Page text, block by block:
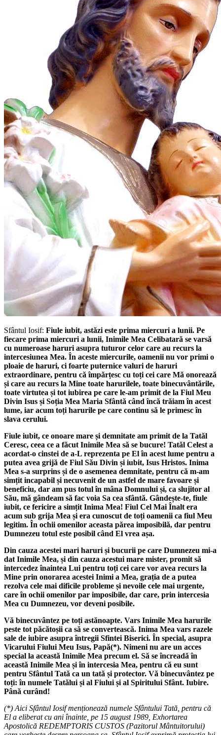
Sfântul Iosif: Fiule iubit, astăzi este prima miercuri a lunii. Pe
fiecare prima miercuri a lunii, Inimile Mea Celibatară se varsă
cu numeroase haruri asupra tuturor celor care au recurs la
intercesiunea Mea. În aceste miercurile, oamenii nu vor primi o
ploaie de haruri, ci foarte puternice valuri de haruri
extraordinare, pentru că împărțesc cu toți cei care Mă onorează
și care au recurs la Mine toate harurilele, toate binecuvântările,
toate virtutea și tot iubirea pe care le-am primit de la Fiul Meu
Divin Isus și Soția Mea Maria Sfântă când încă trăiam în acest
lume, iar acum toți harurile pe care continu să le primesc în
slava cerului.
Fiule iubit, ce onoare mare și demnitate am primit de la Tatăl
Ceresc, ceea ce a făcut Inimile Mea să se bucure! Tatăl Celest a
acordat-o cinstei de a-L reprezenta pe El în acest lume pentru a
putea avea grijă de Fiul Său Divin și iubit, Isus Hristos. Inima
Mea s-a surprins și de o asemenea demnitate, pentru că m-am
simțit incapabil și necuvenit de un astfel de mare favoare și
beneficiu, dar am pus totul în mâna Domnului și, ca slujitor al
Său, mă gândeam să fac voia Sa cea sfântă. Gândește-te, fiule
iubit, ce fericire a simțit Inima Mea! Fiul Cel Mai Înalt era
acum sub grija Mea și era cunoscut de toți oamenii ca fiul Meu
legitim. În ochii omenilor aceasta părea imposibilă, dar pentru
Dumnezeu totul este posibil când El vrea așa.
Din cauza acestei mari haruri și bucurii pe care Dumnezeu mi-a
dat Inimile Mea, și din cauza acestui mare mister, promit să
intercedez înaintea Lui pentru toți cei care vor avea recurs la
Mine prin onorarea acestei Inimi a Mea, grația de a putea
rezolva cele mai dificile probleme și nevoile cele mai urgente,
care în ochii omenilor par imposibile, dar care, prin intercesia
Mea cu Dumnezeu, vor deveni posibile.
Vă binecuvântez pe toți astănoapte. Vars Inimile Mea harurile
peste tot păcătoșii ca să se convertească. Inima Mea vars razele
sale de iubire asupra întregii Sfintei Biserici. În special, asupra
Vicarului Fiului Meu Isus, Papă(*). Nimeni nu are un acces
special la această Inimile Mea precum el. Să se încreadă în
această Inimile Mea și în intercesia Mea, pentru că eu sunt
pentru Sfântul Tată ca un tată și protector. Vă binecuvântez pe
toți: în numele Tatălui și al Fiului și al Spiritului Sfânt. Iubire.
Până curând!
(*) Aici Sfântul Iosif menționează numele Sfântului Tată, pentru că
El a eliberat cu ani înainte, pe 15 august 1989, Exhortarea
Apostolică REDEMPTORIS CUSTOS (Pazitorul Mântuitorului)